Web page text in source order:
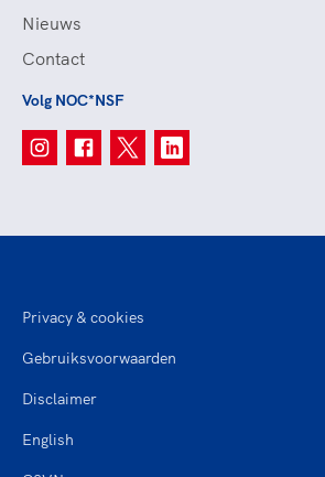
Nieuws
Contact
Volg NOC*NSF
Privacy & cookies
Gebruiksvoorwaarden
Disclaimer
English